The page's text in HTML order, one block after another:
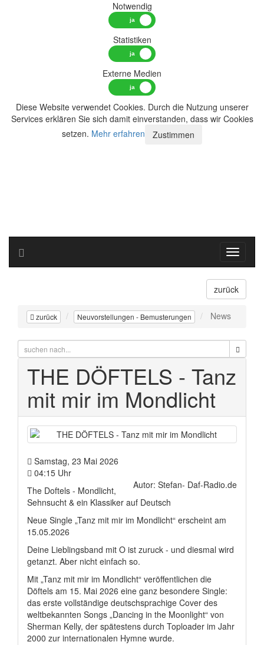
Notwendig
Statistiken
Externe Medien
Diese Website verwendet Cookies. Durch die Nutzung unserer
Services erklären Sie sich damit einverstanden, dass wir Cookies
setzen. Mehr erfahren Zustimmen
Toggle
zurück
zurück Neuvorstellungen - Bemusterungen News
THE DÖFTELS - Tanz
mit mir im Mondlicht
Samstag, 23 Mai 2026
04:15 Uhr
Autor: Stefan- Daf-Radio.de
The Doftels - Mondlicht,
Sehnsucht & ein Klassiker auf Deutsch
Neue Single „Tanz mit mir im Mondlicht“ erscheint am
15.05.2026
Deine Lieblingsband mit O ist zuruck - und diesmal wird
getanzt. Aber nicht einfach so.
Mit „Tanz mit mir im Mondlicht“ veröffentlichen die
Döftels am 15. Mai 2026 eine ganz besondere Single:
das erste vollständige deutschsprachige Cover des
weltbekannten Songs „Dancing in the Moonlight“ von
Sherman Kelly, der spätestens durch Toploader im Jahr
2000 zur internationalen Hymne wurde.